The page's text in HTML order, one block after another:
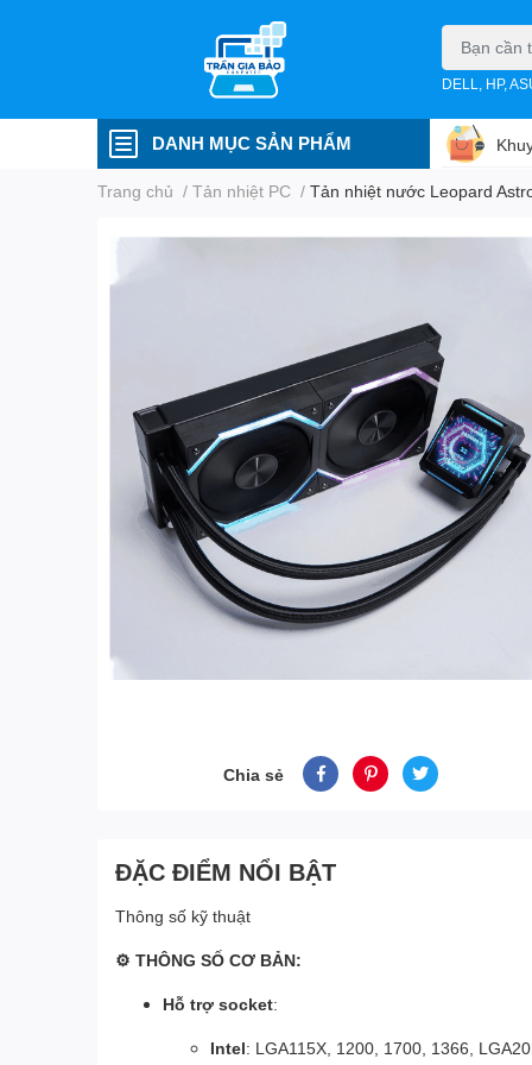
DELL, HP,
DANH MỤC SẢN PHẨM
Trang chủ / Tản nhiệt PC / Tản nhiệt nước Leopard
Chia sẻ
ĐẶC ĐIỂM NỔI BẬT
Thông số kỹ thuật
⚙ THÔNG SỐ CƠ BẢN:
Hỗ trợ socket:
Intel: LGA115X, 1200, 1700, 1366,